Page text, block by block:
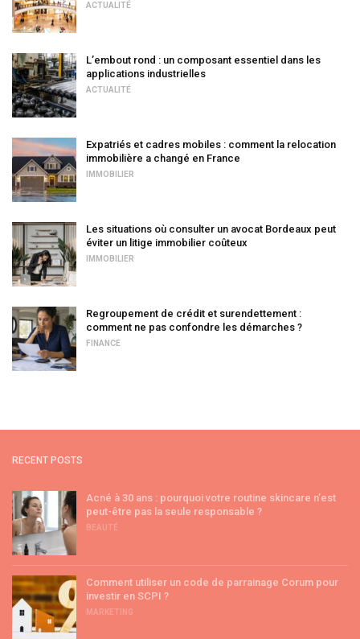
ACTUALITÉ
L’embout rond : un composant essentiel dans les
applications industrielles
ACTUALITÉ
Expatriés et cadres mobiles : comment la relocation
immobilière a changé en France
IMMOBILIER
Les situations où consulter un avocat Bordeaux peut
éviter un litige immobilier coûteux
IMMOBILIER
Regroupement de crédit et surendettement :
comment ne pas confondre les démarches ?
FINANCE
RECENT POSTS
Acné à 30 ans : pourquoi votre routine skincare n’est
peut-être pas la seule responsable ?
BEAUTÉ
Comment utiliser un code de parrainage Corum pour
investir en SCPI ?
MARKETING